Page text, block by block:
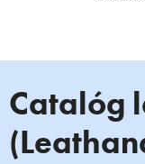
Catalóg